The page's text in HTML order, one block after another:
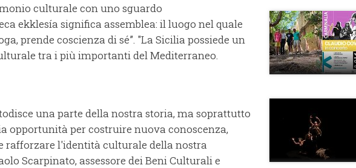
culturale con uno sguardo
ekklesía significa assemblea: il luogo nel quale
prende coscienza di sé”. "La Sicilia possiede un
tra i più importanti del Mediterraneo.
una parte della nostra storia, ma soprattutto
opportunità per costruire nuova conoscenza,
rafforzare l'identità culturale della nostra
Scarpinato, assessore dei Beni Culturali e